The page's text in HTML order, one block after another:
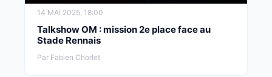
14 MAI 2025, 18:00
Talkshow OM : mission 2e place face au
Stade Rennais
Par Fabien Chorlet